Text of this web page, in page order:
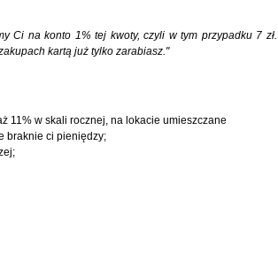
Ci na konto 1% tej kwoty, czyli w tym przypadku 7 zł.
kartą już tylko zarabiasz."
11% w skali rocznej, na lokacie umieszczane
braknie ci pieniędzy;